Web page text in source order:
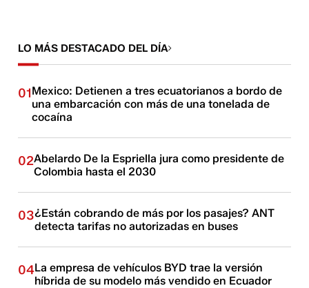
LO MÁS DESTACADO DEL DÍA
01Mexico: Detienen a tres ecuatorianos a bordo de
una embarcación con más de una tonelada de
cocaína
02Abelardo De la Espriella jura como presidente de
Colombia hasta el 2030
03¿Están cobrando de más por los pasajes? ANT
detecta tarifas no autorizadas en buses
04La empresa de vehículos BYD trae la versión
híbrida de su modelo más vendido en Ecuador